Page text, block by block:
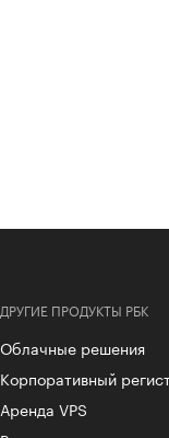
ДРУГИЕ ПРОДУКТЫ РБК
Облачные решения
Корпоративный
Аренда VPS